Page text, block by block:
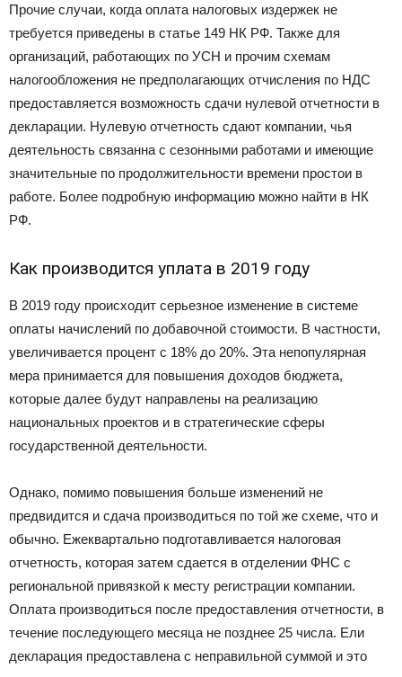
Прочие случаи, когда оплата налоговых издержек не
требуется приведены в статье 149 НК РФ. Также для
организаций, работающих по УСН и прочим схемам
налогообложения не предполагающих отчисления по НДС
предоставляется возможность сдачи нулевой отчетности в
декларации. Нулевую отчетность сдают компании, чья
деятельность связанна с сезонными работами и имеющие
значительные по продолжительности времени простои в
работе. Более подробную информацию можно найти в НК
РФ.
Как производится уплата в 2019 году
В 2019 году происходит серьезное изменение в системе
оплаты начислений по добавочной стоимости. В частности,
увеличивается процент с 18% до 20%. Эта непопулярная
мера принимается для повышения доходов бюджета,
которые далее будут направлены на реализацию
национальных проектов и в стратегические сферы
государственной деятельности.
Однако, помимо повышения больше изменений не
предвидится и сдача производиться по той же схеме, что и
обычно. Ежеквартально подготавливается налоговая
отчетность, которая затем сдается в отделении ФНС с
региональной привязкой к месту регистрации компании.
Оплата производиться после предоставления отчетности, в
течение последующего месяца не позднее 25 числа. Ели
декларация предоставлена с неправильной суммой и это